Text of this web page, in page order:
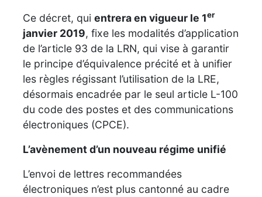
Ce décret, qui entrera en vigueur le 1er
janvier 2019, fixe les modalités d’application
de l’article 93 de la LRN, qui vise à garantir
le principe d’équivalence précité et à unifier
les règles régissant l’utilisation de la LRE,
désormais encadrée par le seul article L-100
du code des postes et des communications
électroniques (CPCE).
L’avènement d’un nouveau régime unifié
L’envoi de lettres recommandées
électroniques n’est plus cantonné au cadre